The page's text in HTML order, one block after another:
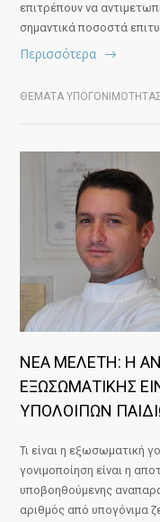
επιτρέπουν να
σημαντικά ποσοστά
Περισσότερα
ΘΕΜΑΤΑ
ΝΕΑ ΜΕΛΕΤΗ: Η
ΕΞΩΣΩΜΑΤΙΚΗΣ
ΥΠΟΛΟΙΠΩΝ
Τι είναι η εξωσωματική
γονιμοποίηση είναι η
υποβοηθούμενης
αριθμός από υπογόνιμα